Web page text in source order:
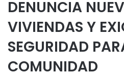
DENUNCIA
VIVIENDAS Y
SEGURIDAD
COMUNIDAD